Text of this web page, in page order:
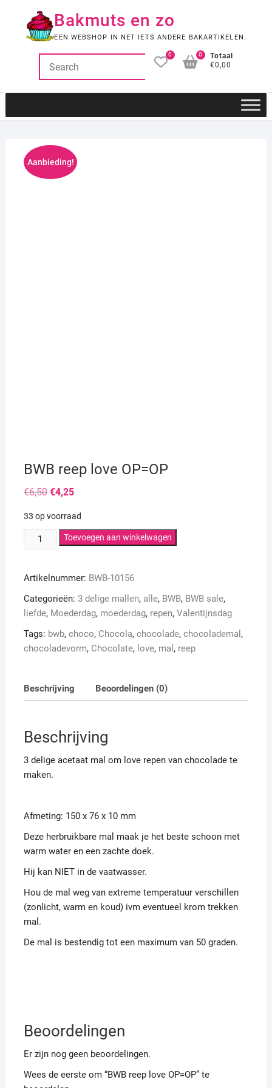
Bakmuts en zo
EEN WEBSHOP IN NET IETS ANDERE BAKARTIKELEN.
0
Totaal
€0,00
0
Aanbieding!
BWB reep love OP=OP
€6,50 Oorspronkelijke
prijs
€6,50.
€4,25Huidige
€4,25.
33 op voorraad
BWB
reep
OP=OP
aantal
Toevoegen aan winkelwagen
Artikelnummer: BWB-10156
Categorieën: 3 delige mallen, alle, BWB, BWB sale,
liefde, Moederdag, moederdag, repen, Valentijnsdag
Tags: bwb, choco, Chocola, chocolade, chocolademal ,
chocoladevorm, Chocolate, love, mal , reep
Beschrijving Beoordelingen (0)
Beschrijving
3 delige acetaat mal om love repen van chocolade te
maken.
Afmeting: 150 x 76 x 10 mm
Deze herbruikbare mal maak je het beste schoon met
warm water en een zachte doek.
Hij kan NIET in de vaatwasser.
Hou de mal weg van extreme temperatuur verschillen
(zonlicht, warm en koud) ivm eventueel krom trekken
mal.
De mal is bestendig tot een maximum van 50 graden.
Beoordelingen
Er zijn nog geen beoordelingen.
Wees de eerste om “BWB reep love OP=OP” te